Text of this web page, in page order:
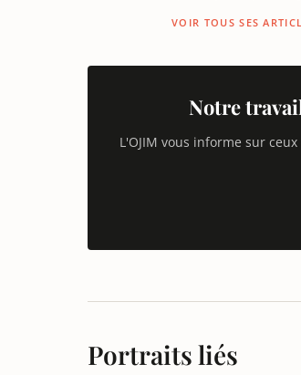
VOIR TOUS SES
Notre
L'OJIM vous informe sur
Portraits liés